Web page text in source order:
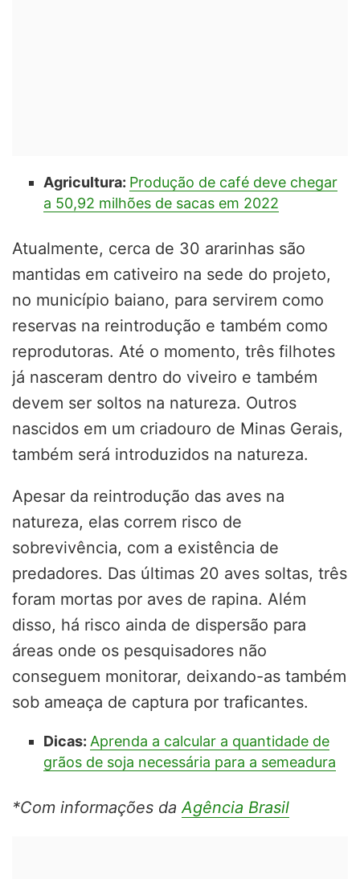
Agricultura: Produção de café deve chegar
a 50,92 milhões de sacas em 2022
Atualmente, cerca de 30 ararinhas são
mantidas em cativeiro na sede do projeto,
no município baiano, para servirem como
reservas na reintrodução e também como
reprodutoras. Até o momento, três filhotes
já nasceram dentro do viveiro e também
devem ser soltos na natureza. Outros
nascidos em um criadouro de Minas Gerais,
também será introduzidos na natureza.
Apesar da reintrodução das aves na
natureza, elas correm risco de
sobrevivência, com a existência de
predadores. Das últimas 20 aves soltas, três
foram mortas por aves de rapina. Além
disso, há risco ainda de dispersão para
áreas onde os pesquisadores não
conseguem monitorar, deixando-as também
sob ameaça de captura por traficantes.
Dicas: Aprenda a calcular a quantidade de
grãos de soja necessária para a semeadura
*Com informações daAgência Brasil